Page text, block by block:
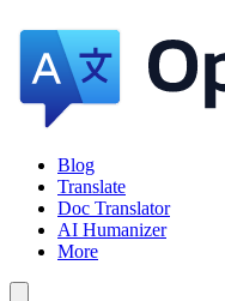
Blog
Translate
Doc Translator
AI Humanizer
More